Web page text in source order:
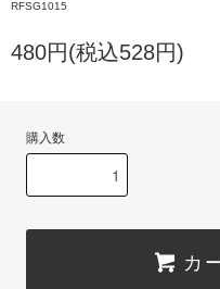
RFSG1015
480円(税込528円)
購入数
カ